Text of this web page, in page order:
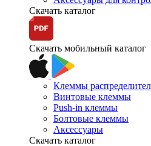
Скачать каталог
Скачать мобильный каталог
Клеммы
Винтовые клеммы
Push-in клеммы
Болтовые клеммы
Аксессуары
Скачать каталог